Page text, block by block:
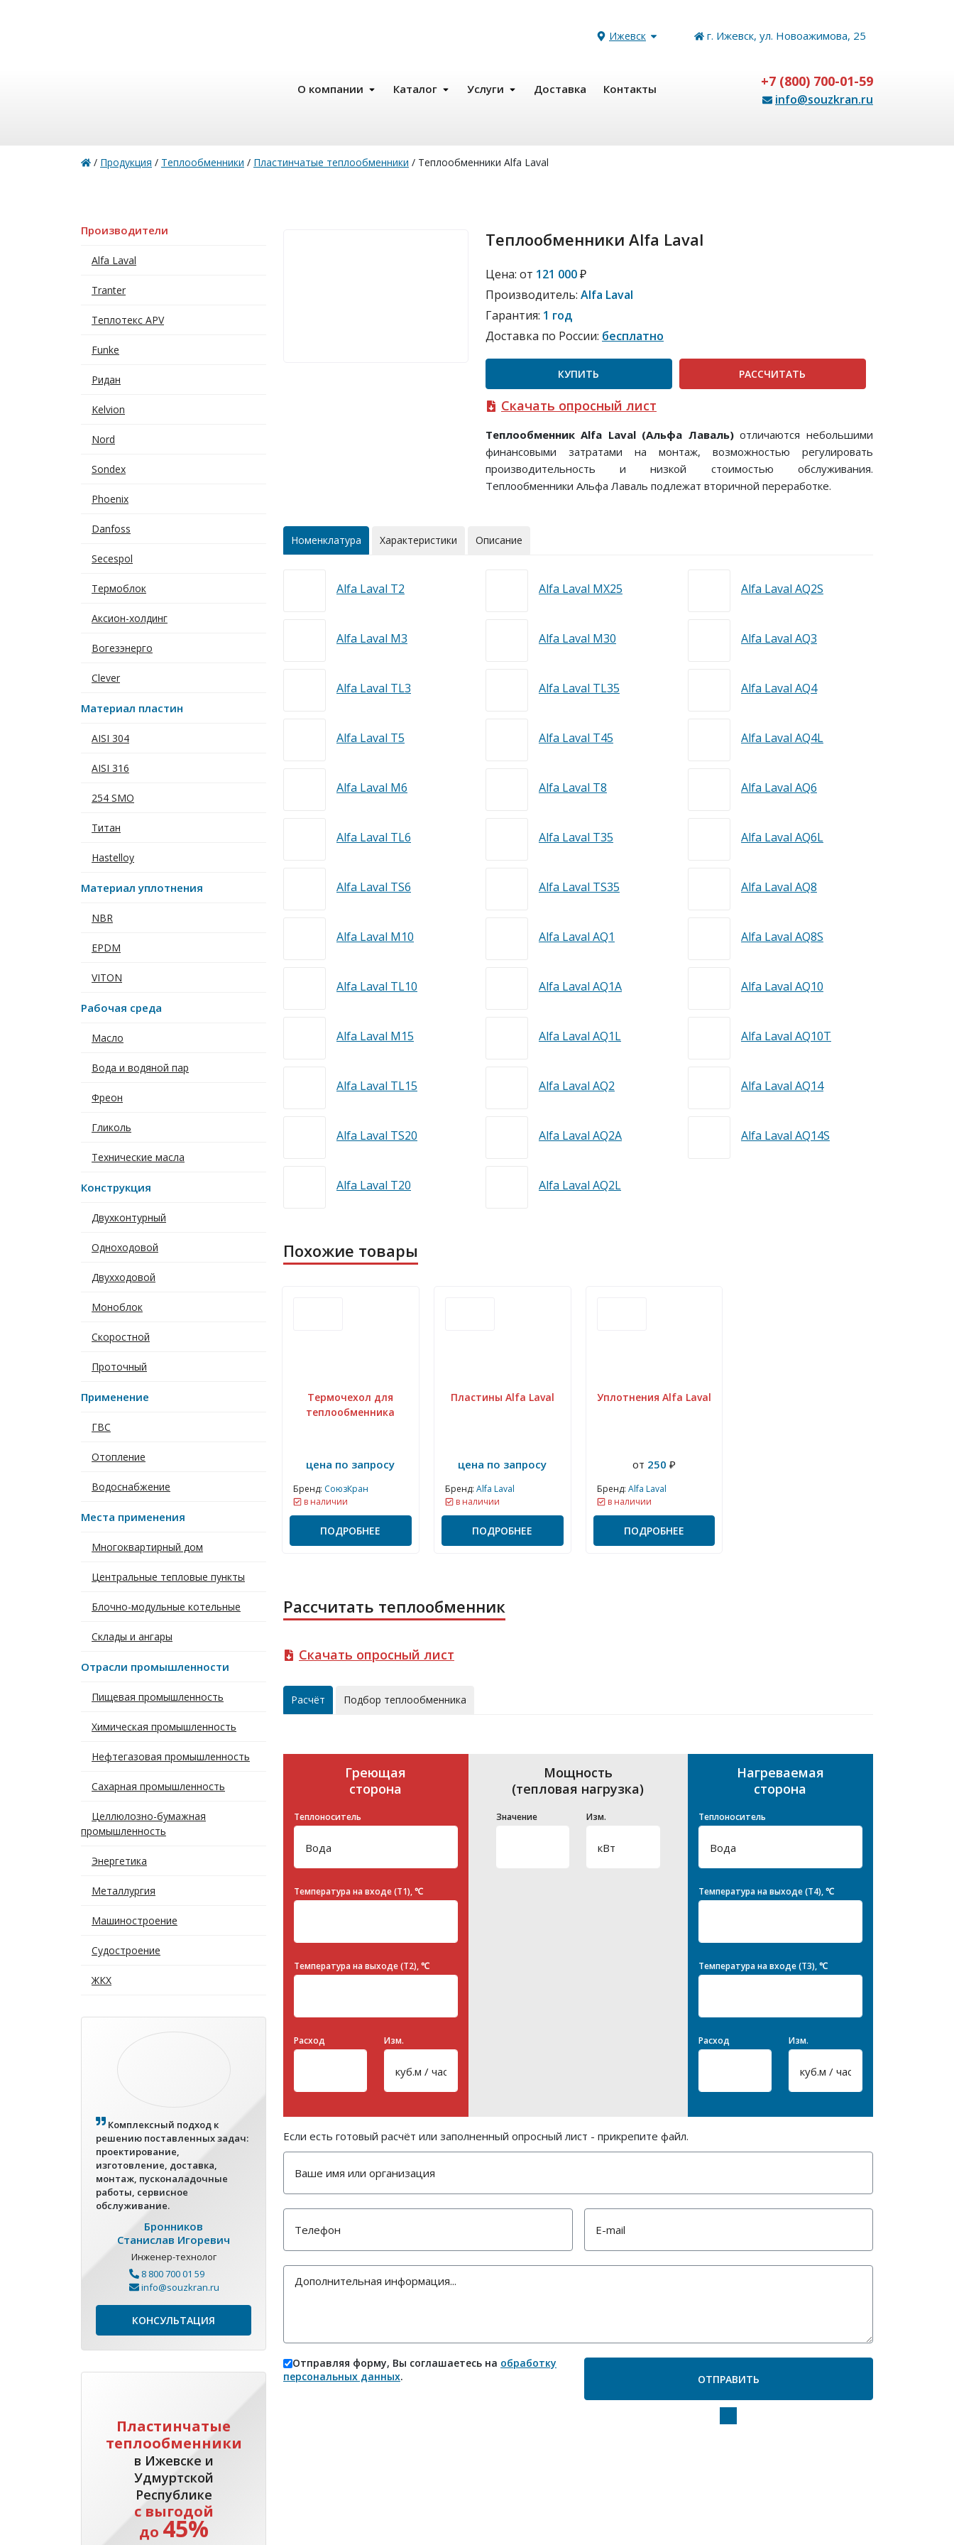
Ижевск г. Ижевск, ул. Новоажимова, 25
О компании Каталог Услуги Доставка Контакты +7 (800) 700-01-59
info@souzkran.ru
/ Продукция / Теплообменники / Пластинчатые теплообменники / Теплообменники Alfa Laval
Производители
Alfa Laval
Tranter
Теплотекс APV
Funke
Ридан
Kelvion
Nord
Sondex
Phoenix
Danfoss
Secespol
Термоблок
Аксион-холдинг
Вогезэнерго
Clever
Материал пластин
AISI 304
AISI 316
254 SMO
Титан
Hastelloy
Материал уплотнения
NBR
EPDM
VITON
Рабочая среда
Масло
Вода и водяной пар
Фреон
Гликоль
Технические масла
Конструкция
Двухконтурный
Одноходовой
Двухходовой
Моноблок
Скоростной
Проточный
Применение
ГВС
Отопление
Водоснабжение
Места применения
Многоквартирный дом
Центральные тепловые пункты
Блочно-модульные котельные
Склады и ангары
Отрасли промышленности
Пищевая промышленность
Химическая промышленность
Нефтегазовая промышленность
Сахарная промышленность
Целлюлозно-бумажная
промышленность
Энергетика
Металлургия
Машиностроение
Судостроение
ЖКХ
Комплексный подход к
решению поставленных задач:
проектирование,
изготовление, доставка,
монтаж, пусконаладочные
работы, сервисное
обслуживание.
Бронников
Станислав Игоревич
Инженер-технолог
8 800 700 01 59
info@souzkran.ru
КОНСУЛЬТАЦИЯ
Пластинчатые
теплообменники
в Ижевске и
Удмуртской
Республике
с выгодой
до 45%
Теплообменники Alfa Laval
Цена: от 121 000₽
Производитель: Alfa Laval
Гарантия: 1 год
Доставка по России: бесплатно
КУПИТЬ РАСCЧИТАТЬ
Скачать опросный лист
Теплообменник Alfa Laval (Альфа Лаваль)отличаются небольшими
финансовыми затратами на монтаж, возможностью регулировать
производительность и низкой стоимостью обслуживания.
Теплообменники Альфа Лаваль подлежат вторичной переработке.
Номенклатура Характеристики Описание
Alfa Laval T2
Alfa Laval M3
Alfa Laval TL3
Alfa Laval T5
Alfa Laval M6
Alfa Laval TL6
Alfa Laval TS6
Alfa Laval M10
Alfa Laval TL10
Alfa Laval M15
Alfa Laval TL15
Alfa Laval TS20
Alfa Laval T20
Alfa Laval MX25
Alfa Laval M30
Alfa Laval TL35
Alfa Laval Т45
Alfa Laval T8
Alfa Laval T35
Alfa Laval TS35
Alfa Laval AQ1
Alfa Laval AQ1A
Alfa Laval AQ1L
Alfa Laval AQ2
Alfa Laval AQ2A
Alfa Laval AQ2L
Alfa Laval AQ2S
Alfa Laval AQ3
Alfa Laval AQ4
Alfa Laval AQ4L
Alfa Laval AQ6
Alfa Laval AQ6L
Alfa Laval AQ8
Alfa Laval AQ8S
Alfa Laval AQ10
Alfa Laval AQ10T
Alfa Laval AQ14
Alfa Laval AQ14S
Похожие товары
Термочехол для
теплообменника
цена по запросу
Бренд: СоюзКран
в наличии
ПОДРОБНЕЕ
Пластины Alfa Laval
цена по запросу
Бренд: Alfa Laval
в наличии
ПОДРОБНЕЕ
Уплотнения Alfa Laval
от 250 ₽
Бренд: Alfa Laval
в наличии
ПОДРОБНЕЕ
Рассчитать теплообменник
Скачать опросный лист
Расчёт Подбор теплообменника
Греющая
сторона
Теплоноситель
Температура на входе (T1), ℃
Температура на выходе (T2), ℃
Расход Изм.
Мощность
(тепловая нагрузка)
Значение Изм.
Нагреваемая
сторона
Теплоноситель
Температура на выходе (T4), ℃
Температура на входе (T3), ℃
Расход Изм.
Если есть готовый расчёт или заполненный опросный лист - прикрепите файл.
Отправляя форму, Вы соглашаетесь на обработку
персональных данных.